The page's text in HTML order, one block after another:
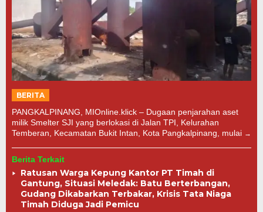
BERITA
PANGKALPINANG, MIOnline.klick – Dugaan penjarahan aset
milik Smelter SJI yang berlokasi di Jalan TPI, Kelurahan
Temberan, Kecamatan Bukit Intan, Kota Pangkalpinang, mulai
Berita Terkait
Ratusan Warga Kepung Kantor PT Timah di
Gantung, Situasi Meledak: Batu Berterbangan,
Gudang Dikabarkan Terbakar, Krisis Tata Niaga
Timah Diduga Jadi Pemicu